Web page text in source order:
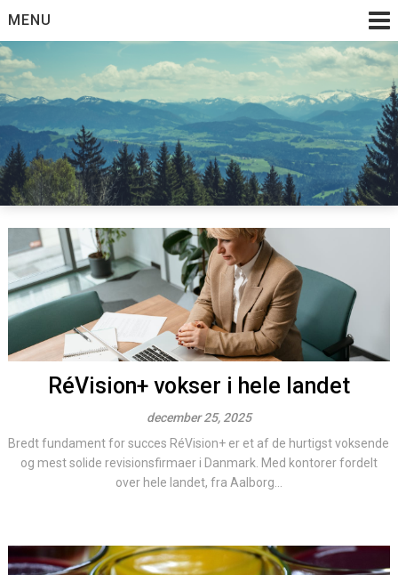
to
content
MENU
RéVision+ vokser i hele landet
december 25, 2025
Bredt fundament for succes RéVision+ er et af de hurtigst voksende
og mest solide revisionsfirmaer i Danmark. Med kontorer fordelt
over hele landet, fra Aalborg...